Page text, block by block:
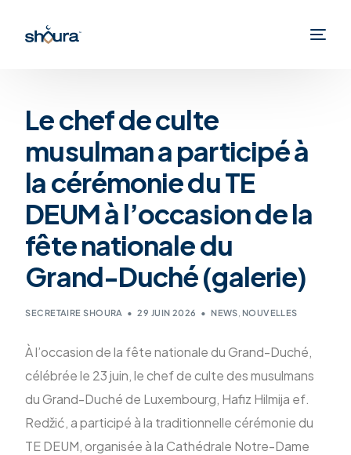
Le chef de culte
musulman a participé à
la cérémonie du TE
DEUM à l’occasion de la
fête nationale du
Grand-Duché (galerie)
SECRETAIRE SHOURA 29 JUIN 2026 NEWS NOUVELLES
À l’occasion de la fête nationale du Grand-Duché,
célébrée le 23 juin, le chef de culte des musulmans
du Grand-Duché de Luxembourg, Hafiz Hilmija ef.
Redžić, a participé à la traditionnelle cérémonie du
TE DEUM, organisée à la Cathédrale Notre-Dame
ENG